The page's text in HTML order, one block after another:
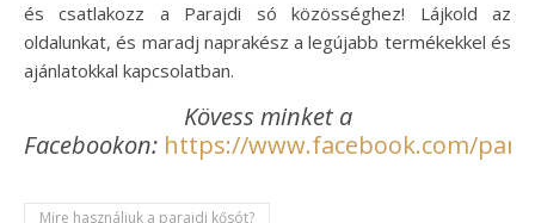
és csatlakozz a Parajdi só közösséghez! Lájkold az
oldalunkat, és maradj naprakész a legújabb termékekkel és
ajánlatokkal kapcsolatban.
Kövess minket a
Facebookon: https://www.facebook.com/
Mire használjuk a parajdi kősót?